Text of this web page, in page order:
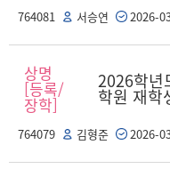
764081 서승연 2026-
상명
[등록/
장학]
2026학년
학원 재학
764079 김형준 2026-